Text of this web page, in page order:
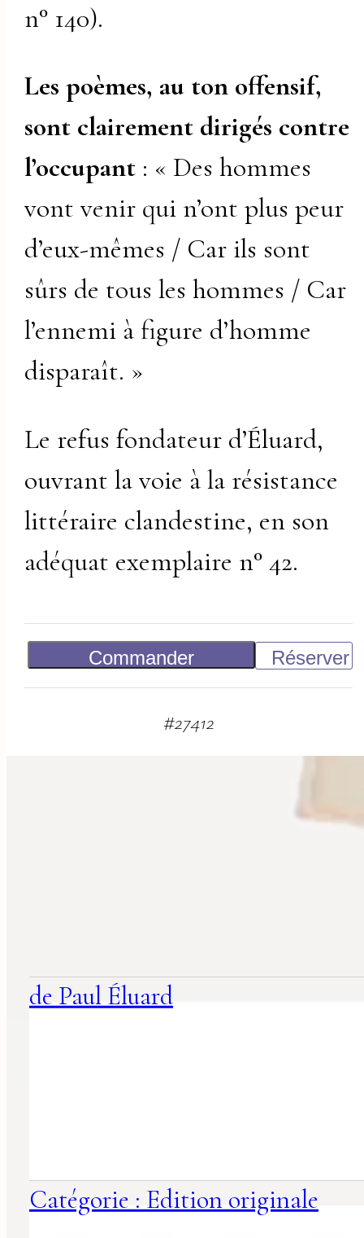
n° 140).
Les poèmes, au ton offensif,
sont clairement dirigés contre
l’occupant : « Des hommes
vont venir qui n’ont plus peur
d’eux-mêmes / Car ils sont
sûrs de tous les hommes / Car
l’ennemi à figure d’homme
disparaît. »
Le refus fondateur d’Éluard,
ouvrant la voie à la résistance
littéraire clandestine, en son
adéquat exemplaire n° 42.
Commander
Réserver
#27412
de Paul Éluard
Catégorie : Edition originale